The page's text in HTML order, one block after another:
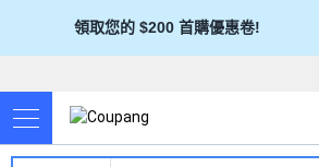
領取您的 $200 首購優惠卷!